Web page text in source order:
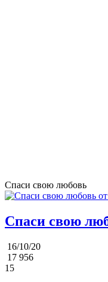
Спаси свою любовь
Спаси свою
16/10/20
17 956
15